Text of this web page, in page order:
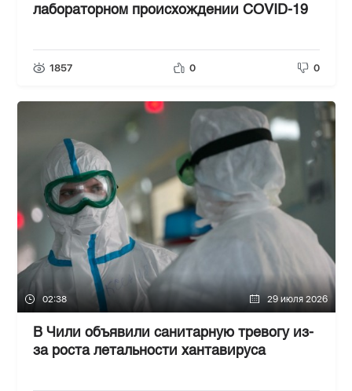
лабораторном происхождении COVID-19
1857 0 0
02:38 29 июля 2026
В Чили объявили санитарную тревогу из-
за роста летальности хантавируса